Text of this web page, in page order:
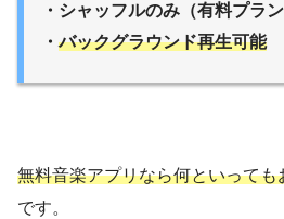
・シャッフルのみ（有料プラン
・バックグラウンド再生可能
無料音楽アプリなら何といっても
です。